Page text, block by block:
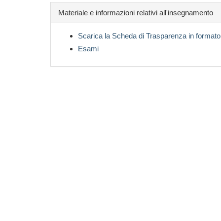
Materiale e informazioni relativi all'insegnamento
Scarica la Scheda di Trasparenza in
Esami